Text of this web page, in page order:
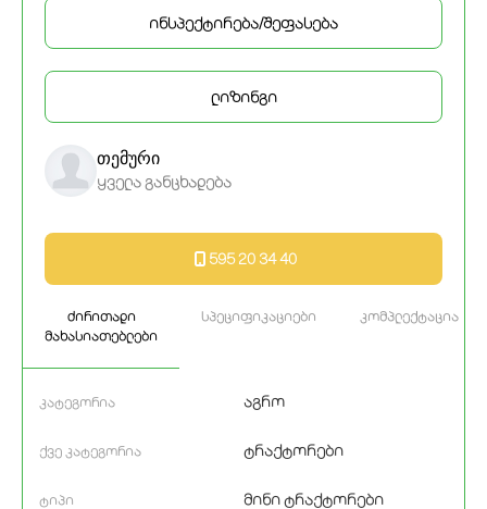
ძირითადი
მახასიათებლები
სპეციფიკაციები კომპლექტაცია
კატეგორია აგრო
ქვე კატეგორია ტრაქტორები
ტიპი მინი ტრაქტორები
ინსპექტირება/შეფასება
ლიზინგი
თემური
ყველა განცხადება
595 20 34 40